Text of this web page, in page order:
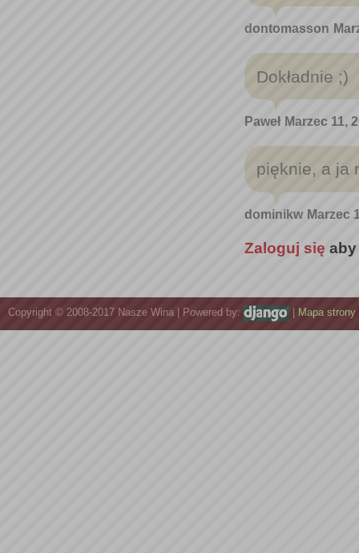
dontomasson
Dokładnie ;)
Paweł Marzec 11,
pięknie, a ja
dominikw Marzec
Zaloguj się
Copyright © 2008-2017 Nasze Wina | Powered by: Mapa strony